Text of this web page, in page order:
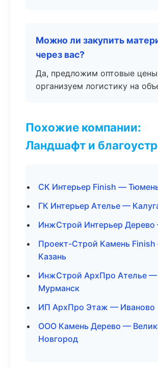
Можно ли закупить
через вас?
Да, предложим оптовые
организуем логистику на
Похожие компании:
Ландшафт и
СК Интерьер Finish —
ГК Интерьер Ателье —
ИнжСтрой Интерьер
Проект-Строй Камень
Казань
ИнжСтрой АрхПро Ателье —
Мурманск
ИП АрхПро Этаж — Иваново
ООО Камень Дерево —
Новгород